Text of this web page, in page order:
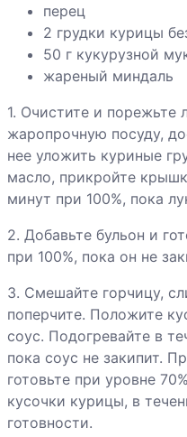
Ягненок со
специями и
абрикосами
Яичница-
глазунья с
ветчиной
беконом
Яйца печеные с
креветками и
соусом Pesto
перец
2 грудки курицы
50 г кукурузной
жареный миндаль
1. Очистите и порежьте
жаропрочную посуду,
нее уложить куриные
масло, прикройте
минут при 100%, пока
2. Добавьте бульон и
при 100%, пока он не
3. Смешайте горчицу,
поперчите. Положите
соус. Подогревайте в
пока соус не закипит.
готовьте при уровне
кусочки курицы, в
готовности.